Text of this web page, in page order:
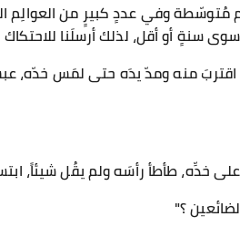
وفي عددٍ كبيرٍ من العوالِم
سنةٍ أو أقل، لذلك أرسلَنا
منه ومدّ يدَه حتى لمَس خدّه،
خدِّه، طأطأ رأسَه ولم يقُل شيئاً،
؟"